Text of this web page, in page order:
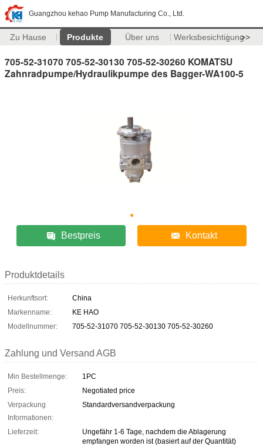
Guangzhou kehao Pump Manufacturing Co., Ltd.
Zu Hause Produkte Über uns Werksbesichtigung>>
705-52-31070 705-52-30130 705-52-30260 KOMATSU
Zahnradpumpe/Hydraulikpumpe des Bagger-WA100-5
Bestpreis Kontakt
Produktdetails
Herkunftsort:
China
Markenname:
KE HAO
Modellnummer:
705-52-31070 705-52-30130 705-52-30260
Zahlung und Versand AGB
Min Bestellmenge:
1PC
Preis:
Negotiated price
Verpackung
Informationen:
Standardversandverpackung
Lieferzeit:
Ungefähr 1-6 Tage, nachdem die Ablagerung
empfangen worden ist (basiert auf der Quantität)